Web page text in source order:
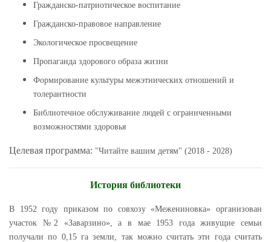
Гражданско-патриотическое воспитание
Гражданско-правовое направление
Экологическое просвещение
Пропаганда здорового образа жизни
Формирование культуры межэтнических отношений и
толерантности
Библиотечное обслуживание людей с ограниченными
возможностями здоровья
Целевая программа: "Читайте вашим детям" (2018 - 2028)
История библиотеки
В 1952 году приказом по совхозу «Межениновка» организован
участок №2 «Заварзино», а в мае 1953 года живущие семьи
получали по 0,15 га земли, так можно считать эти года считать